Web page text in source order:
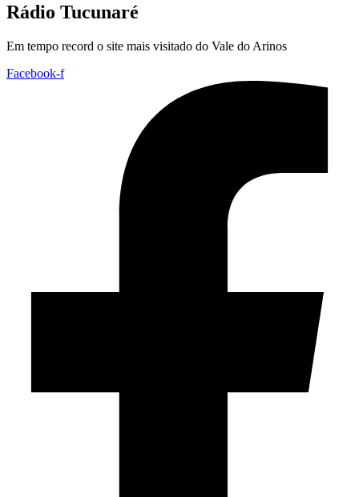
Rádio Tucunaré
Em tempo record o site mais visitado do Vale do Arinos
Facebook-f